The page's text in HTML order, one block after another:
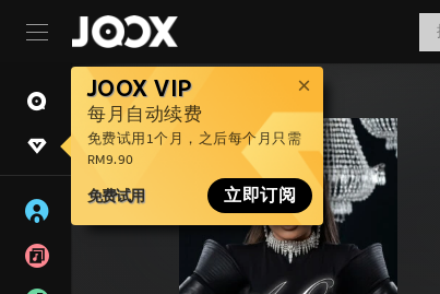
JOOX VIP
每月自动续费
免费试用1个月，之后每个月只需
RM9.90
免费试用 立即订阅